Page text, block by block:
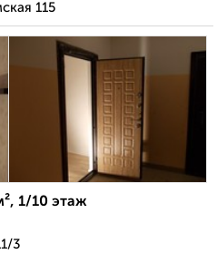
115
1/10 этаж
3